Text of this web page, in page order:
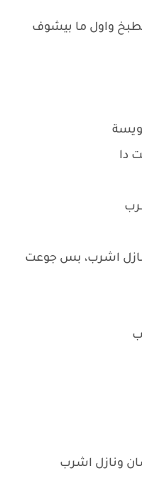
واول ما بيشوف
دا
نازل اشرب، بس جوعت
ونازل اشرب